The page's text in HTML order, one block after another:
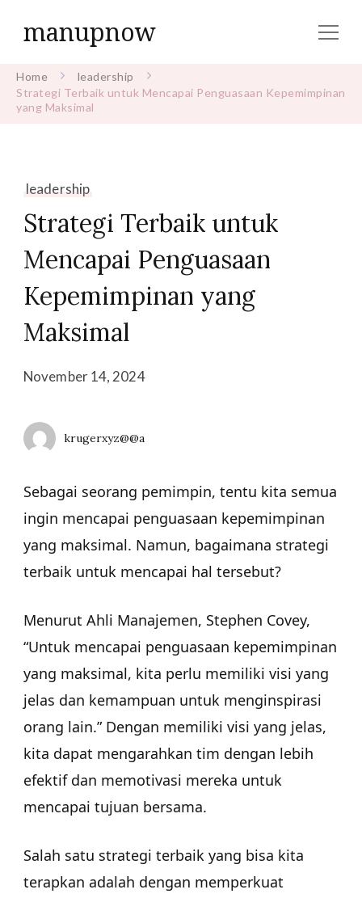
manupnow
Home
leadership
Strategi Terbaik untuk Mencapai Penguasaan Kepemimpinan
yang Maksimal
leadership
Strategi Terbaik untuk
Mencapai Penguasaan
Kepemimpinan yang
Maksimal
November 14, 2024
krugerxyz@@a
Sebagai seorang pemimpin, tentu kita semua
ingin mencapai penguasaan kepemimpinan
yang maksimal. Namun, bagaimana strategi
terbaik untuk mencapai hal tersebut?
Menurut Ahli Manajemen, Stephen Covey,
“Untuk mencapai penguasaan kepemimpinan
yang maksimal, kita perlu memiliki visi yang
jelas dan kemampuan untuk menginspirasi
orang lain.” Dengan memiliki visi yang jelas,
kita dapat mengarahkan tim dengan lebih
efektif dan memotivasi mereka untuk
mencapai tujuan bersama.
Salah satu strategi terbaik yang bisa kita
terapkan adalah dengan memperkuat